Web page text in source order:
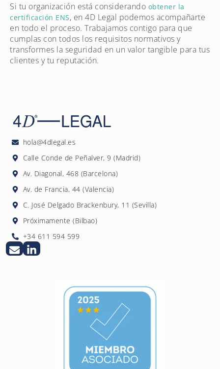
Si tu organización está considerando obtener la
certificación ENS, en 4D Legal podemos acompañarte
en todo el proceso. Trabajamos contigo para que
cumplas con todos los requisitos normativos y
transformes la seguridad en un valor tangible para tus
clientes y tu reputación.
hola@4dlegal.es
Calle Conde de Peñalver, 9 (Madrid)
Av. Diagonal, 468 (Barcelona)
Av. de Francia, 44 (Valencia)
C. José Delgado Brackenbury, 11 (Sevilla)
Próximamente (Bilbao)
+34 611 594 599